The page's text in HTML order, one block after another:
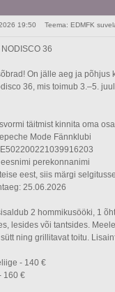
19:50 Teema: EDMFK
36
On jälle aeg ja põhjus
36, mis toimub 3.–5.
täitmist kinnita oma
Mode Fännklubi
perekonnanimi
eest, siis märgi
25.06.2026
2 hommikusööki, 1
lesides või tantsides.
ning grillitavat toitu.
- 140 €
160 €